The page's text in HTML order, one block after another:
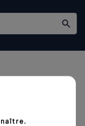
d'expertise